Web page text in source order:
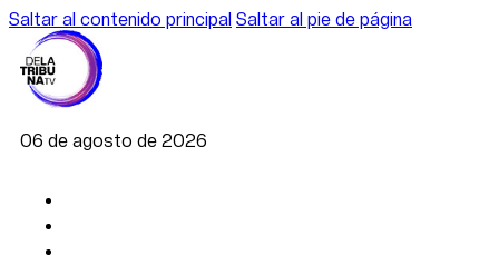
Saltar al contenido principal Saltar al pie de página
06 de agosto de 2026